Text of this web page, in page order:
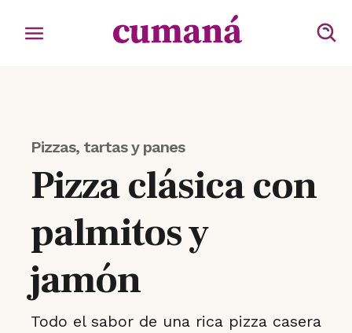
Pizzas, tartas y panes
Pizza clásica con
palmitos y
jamón
Todo el sabor de una rica pizza casera